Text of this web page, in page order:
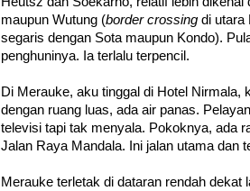
maupun Wutung (border crossing di utara
segaris dengan Sota maupun Kondo).
penghuninya. Ia terlalu terpencil.
Di Merauke, aku tinggal di Hotel Nirmala,
dengan ruang luas, ada air panas.
televisi tapi tak menyala. Pokoknya, ada
Jalan Raya Mandala. Ini jalan utama dan
Merauke terletak di dataran rendah dekat